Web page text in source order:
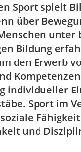
Sport spielt
über
unter
Bildung
den Erwerb
individueller
Sport im
und